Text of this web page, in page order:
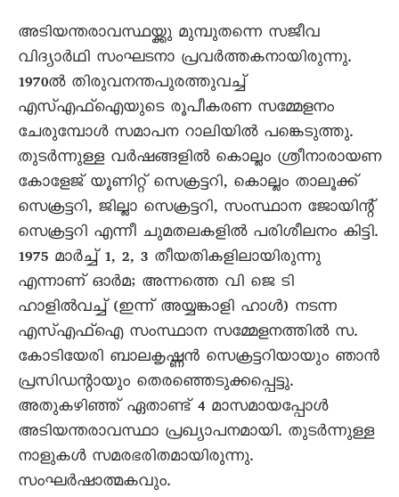
അടിയന്തരാവസ്ഥയ്ക്കു മുമ്പുതന്നെ സജീവ
വിദ്യാർഥി സംഘടനാ പ്രവർത്തകനായിരുന്നു.
1970ൽ തിരുവനന്തപുരത്തുവച്ച്
എസ്എഫ്ഐയുടെ രൂപീകരണ സമ്മേളനം
ചേരുമ്പോൾ സമാപന റാലിയിൽ പങ്കെടുത്തു.
തുടർന്നുള്ള വർഷങ്ങളിൽ കൊല്ലം ശ്രീനാരായണ
കോളേജ് യൂണിറ്റ് സെക്രട്ടറി, കൊല്ലം താലൂക്ക്
സെക്രട്ടറി, ജില്ലാ സെക്രട്ടറി, സംസ്ഥാന ജോയിന്റ്
സെക്രട്ടറി എന്നീ ചുമതലകളിൽ പരിശീലനം കിട്ടി.
1975 മാർച്ച് 1, 2, 3 തീയതികളിലായിരുന്നു
എന്നാണ് ഓർമ; അന്നത്തെ വി ജെ ടി
ഹാളിൽവച്ച് (ഇന്ന് അയ്യങ്കാളി ഹാൾ) നടന്ന
എസ്എഫ്ഐ സംസ്ഥാന സമ്മേളനത്തിൽ സ.
കോടിയേരി ബാലകൃഷ്ണൻ സെക്രട്ടറിയായും ഞാൻ
പ്രസിഡന്റായും തെരഞ്ഞെടുക്കപ്പെട്ടു.
അതുകഴിഞ്ഞ് ഏതാണ്ട് 4 മാസമായപ്പോൾ
അടിയന്തരാവസ്ഥാ പ്രഖ്യാപനമായി. തുടർന്നുള്ള
നാളുകൾ സമരഭരിതമായിരുന്നു.
സംഘർഷാത്മകവും.